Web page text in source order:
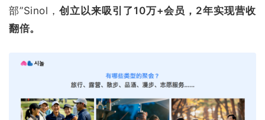
部”Sinol， 创立以来吸引了10万+会员，2年实现营收
翻倍。